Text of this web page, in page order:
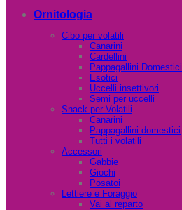
Ornitologia
Cibo per volatili
Canarini
Cardellini
Pappagallini Domestici
Esotici
Uccelli insettivori
Semi per uccelli
Snack per Volatili
Canarini
Pappagallini domestici
Tutti i volatili
Accessori
Gabbie
Giochi
Posatoi
Lettiere e Foraggio
Vai al reparto